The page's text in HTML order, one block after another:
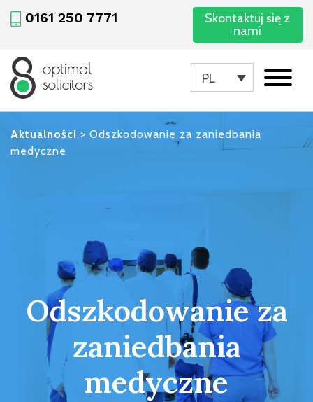
0161 250 7771
Skontaktuj się z
nami
PL
Aktualności > Odszkodowanie za zaniedbania
medyczne
Odszkodowanie za
zaniedbania
medyczne